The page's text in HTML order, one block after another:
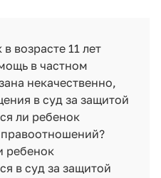
возрасте 11 лет
в частном
некачественно,
в суд за защитой
ли ребенок
ребенок
в суд за защитой